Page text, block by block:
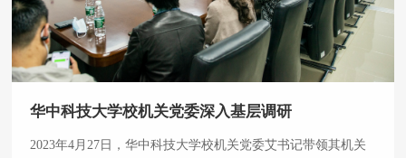
华中科技大学校机关党委深入基层调研
2023年4月27日，华中科技大学校机关党委艾书记带领其机关